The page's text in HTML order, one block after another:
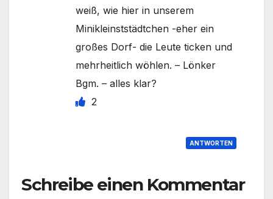
weiß, wie hier in unserem
Minikleinststädtchen -eher ein
großes Dorf- die Leute ticken und
mehrheitlich wöhlen. – Lönker
Bgm. – alles klar?
2
ANTWORTEN
Schreibe einen Kommentar